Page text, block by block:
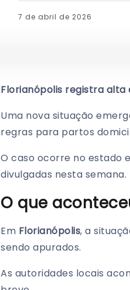
7 de abril de 2026
Florianópolis registra
Uma nova situação
regras para partos
O caso ocorre no estado
divulgadas nesta semana.
O que
Em Florianópolis, a
sendo apurados.
As autoridades locais